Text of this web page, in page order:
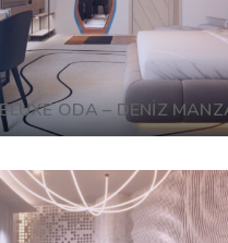
ODA – DENİZ